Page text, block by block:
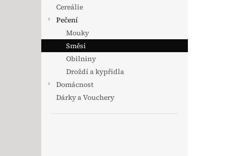
Cereálie
Pečení
Mouky
Směsi
Obilniny
Droždí a kypřidla
Domácnost
Dárky a Vouchery